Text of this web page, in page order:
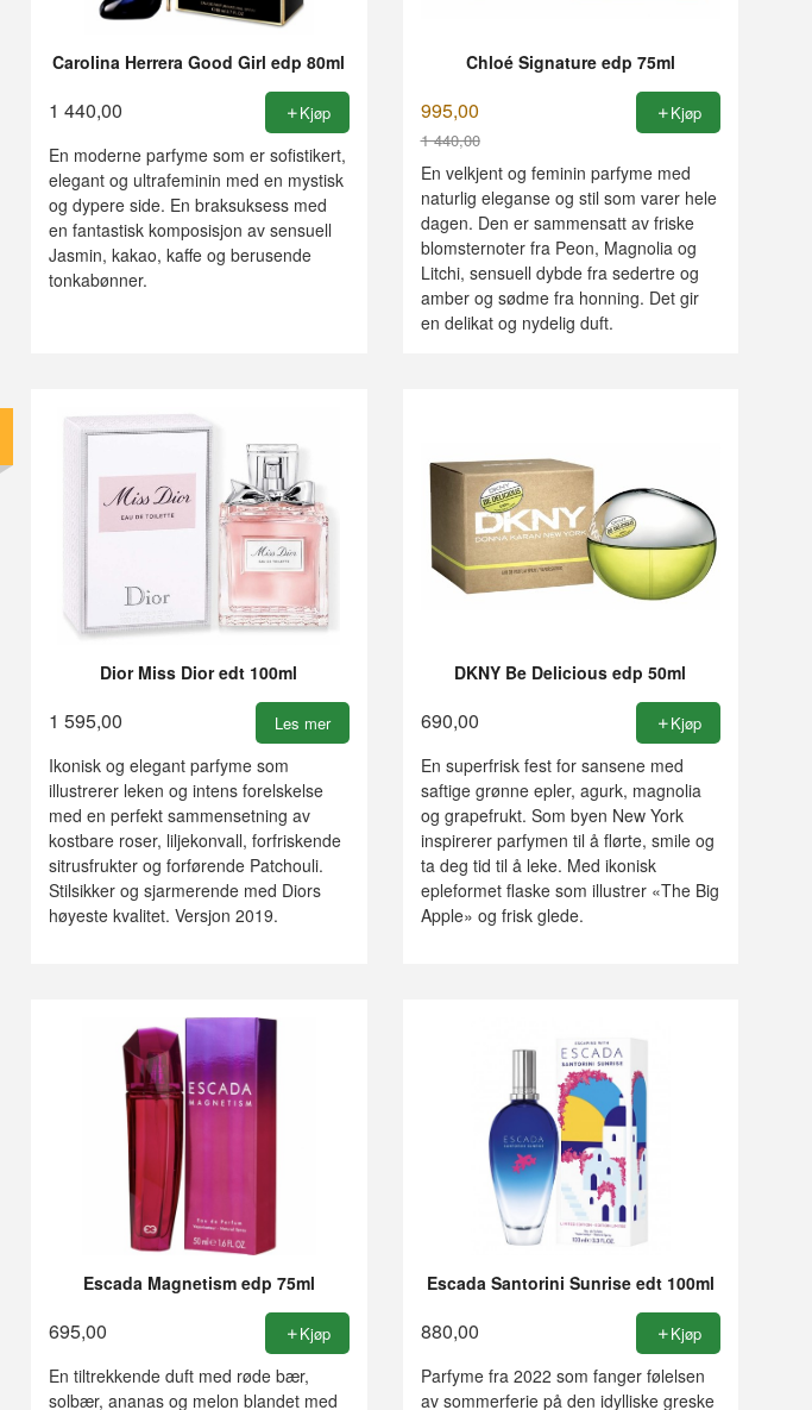
Carolina Herrera Good Girl edp 80ml
1 440,00 Kjøp
En moderne parfyme som er sofistikert,
elegant og ultrafeminin med en mystisk
og dypere side. En braksuksess med
en fantastisk komposisjon av sensuell
Jasmin, kakao, kaffe og berusende
tonkabønner.
Chloé Signature edp 75ml
995,00
1 440,00
Rabatt
Kjøp
En velkjent og feminin parfyme med
naturlig eleganse og stil som varer hele
dagen. Den er sammensatt av friske
blomsternoter fra Peon, Magnolia og
Litchi, sensuell dybde fra sedertre og
amber og sødme fra honning. Det gir
en delikat og nydelig duft.
Dior Miss Dior edt 100ml
1 595,00 Les mer
Ikonisk og elegant parfyme som
illustrerer leken og intens forelskelse
med en perfekt sammensetning av
kostbare roser, liljekonvall, forfriskende
sitrusfrukter og forførende Patchouli.
Stilsikker og sjarmerende med Diors
høyeste kvalitet. Versjon 2019.
DKNY Be Delicious edp 50ml
690,00 Kjøp
En superfrisk fest for sansene med
saftige grønne epler, agurk, magnolia
og grapefrukt. Som byen New York
inspirerer parfymen til å flørte, smile og
ta deg tid til å leke. Med ikonisk
epleformet flaske som illustrer «The Big
Apple» og frisk glede.
Escada Magnetism edp 75ml
695,00 Kjøp
En tiltrekkende duft med røde bær,
solbær, ananas og melon blandet med
Escada Santorini Sunrise edt 100ml
880,00 Kjøp
Parfyme fra 2022 som fanger følelsen
av sommerferie på den idylliske greske